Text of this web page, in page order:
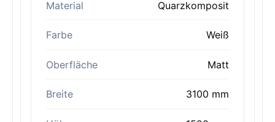
Material Quarzkomposit
Farbe Weiß
Oberfläche Matt
Breite 3100 mm